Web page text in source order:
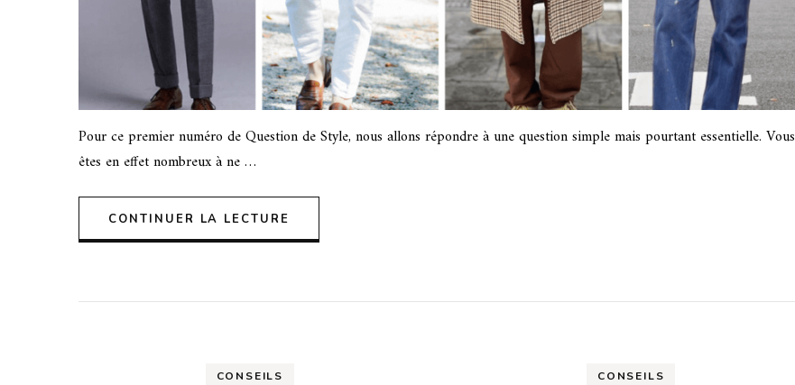
Pour ce premier numéro de Question de Style, nous allons répondre à une question simple mais pourtant essentielle. Vous
êtes en effet nombreux à ne …
CONTINUER LA LECTURE
CONSEILS CONSEILS